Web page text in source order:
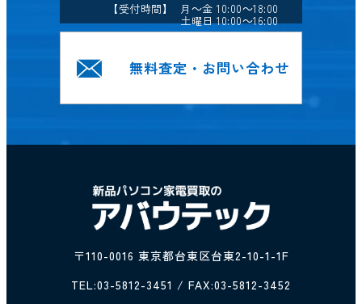
【受付時間】 月～金 10:00～18:00
土曜日 10:00～16:00
無料査定・お問い合わせ
〒110-0016 東京都台東区台東2-10-1-1F
TEL:03-5812-3451 / FAX:03-5812-3452